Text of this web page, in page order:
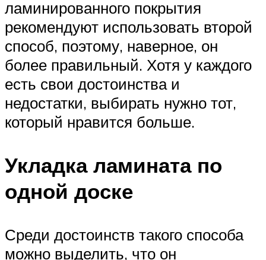
ламинированного покрытия
рекомендуют использовать второй
способ, поэтому, наверное, он
более правильный. Хотя у каждого
есть свои достоинства и
недостатки, выбирать нужно тот,
который нравится больше.
Укладка ламината по
одной доске
Среди достоинств такого способа
можно выделить, что он